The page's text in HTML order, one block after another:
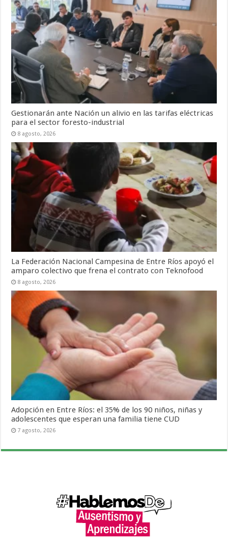
Gestionarán ante Nación un alivio en las tarifas eléctricas
para el sector foresto-industrial
8 agosto, 2026
La Federación Nacional Campesina de Entre Ríos apoyó el
amparo colectivo que frena el contrato con Teknofood
8 agosto, 2026
Adopción en Entre Ríos: el 35% de los 90 niños, niñas y
adolescentes que esperan una familia tiene CUD
7 agosto, 2026